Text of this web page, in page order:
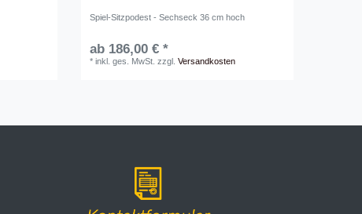
Spiel-Sitzpodest - Sechseck 36 cm hoch
ab 186,00 € *
*inkl. ges. MwSt. zzgl.Versandkosten